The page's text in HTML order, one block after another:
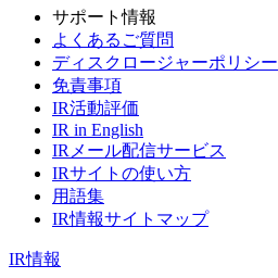
サポート情報
よくあるご質問
ディスクロージャーポリシー
免責事項
IR活動評価
IR in English
IRメール配信サービス
IRサイトの使い方
用語集
IR情報サイトマップ
IR情報